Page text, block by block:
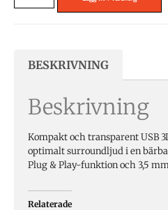
BESKRIVNING
Beskrivning
Kompakt och transparent USB
optimalt surroundljud i en
Plug & Play-funktion och 3,5
Relaterade